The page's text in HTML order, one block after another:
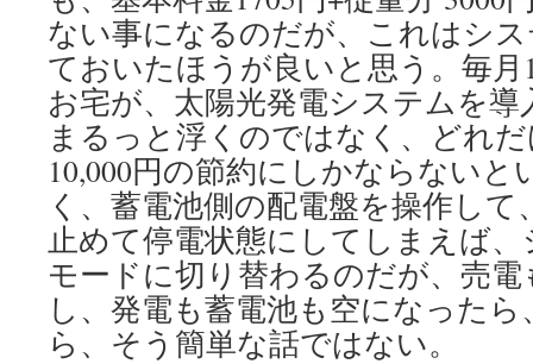
ない事になるのだが、これはシ
ておいたほうが良いと思う。毎月
お宅が、太陽光発電システムを導
まるっと浮くのではなく、どれ
10,000円の節約にしかならない
く、蓄電池側の配電盤を操作し
止めて停電状態にしてしまえば
モードに切り替わるのだが、売
し、発電も蓄電池も空になった
ら、そう簡単な話ではない。